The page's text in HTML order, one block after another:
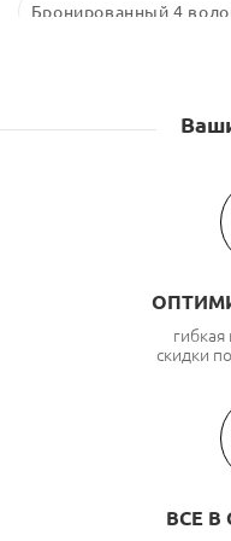
Бронированный 4
Оптический
Оптический
Оптический
В грунт или
скидки
ВСЕ